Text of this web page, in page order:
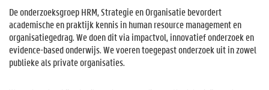
De onderzoeksgroep HRM, Strategie en Organisatie bevordert
academische en praktijk kennis in human resource management en
organisatiegedrag. We doen dit via impactvol, innovatief onderzoek en
evidence-based onderwijs. We voeren toegepast onderzoek uit in zowel
publieke als private organisaties.